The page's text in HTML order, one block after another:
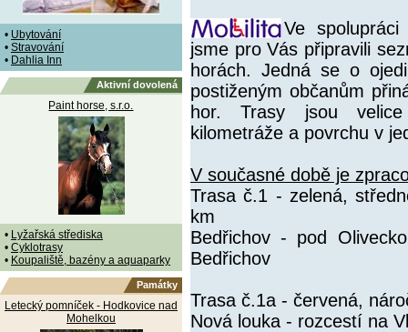
• Ubytování
• Stravování
• Dahlia Inn
Aktivní dovolená
Paint horse, s.r.o.
• Lyžařská střediska
• Cyklotrasy
• Koupaliště, bazény a aquaparky
Památky
Letecký pomníček - Hodkovice nad
Mohelkou
Ve
jsme pro Vás připravili
horách. Jedná se o
postiženým občanům
hor. Trasy jsou velice
kilometráže a povrchu v
V současné době je
Trasa č.1 - zelená,
km
Bedřichov - pod
Bedřichov
Trasa č.1a - červená,
Nová louka - rozcestí na